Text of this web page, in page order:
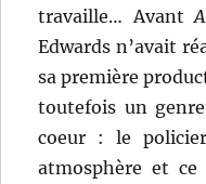
travaille… Avant
Edwards n’avait
sa première
toutefois un
coeur : le
atmosphère et